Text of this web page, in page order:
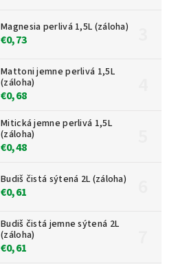
Magnesia perlivá 1,5L (záloha)
€0,73
Mattoni jemne perlivá 1,5L
(záloha)
€0,68
Mitická jemne perlivá 1,5L
(záloha)
€0,48
Budiš čistá sýtená 2L (záloha)
€0,61
Budiš čistá jemne sýtená 2L
(záloha)
€0,61